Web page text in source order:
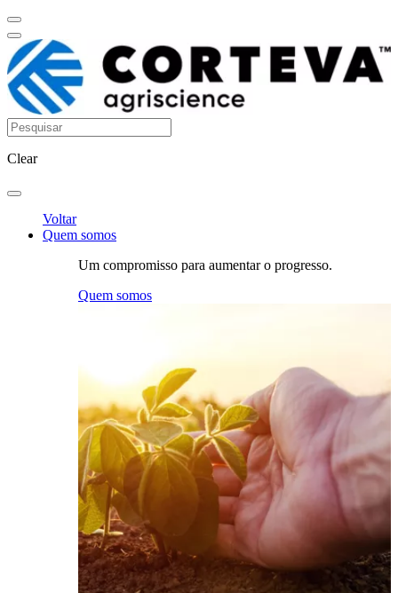
Clear
Voltar
Quem somos
Um compromisso para aumentar o progresso.
Quem somos